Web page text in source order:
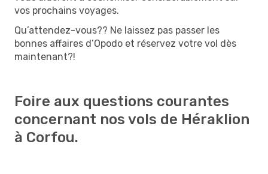
vos prochains voyages.
Qu’attendez-vous?? Ne laissez pas passer les
bonnes affaires d’Opodo et réservez votre vol dès
maintenant?!
Foire aux questions courantes
concernant nos vols de Héraklion
à Corfou.